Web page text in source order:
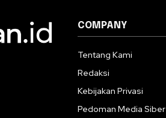
COMPANY
Tentang Kami
Redaksi
Kebijakan Privasi
Pedoman Media Siber